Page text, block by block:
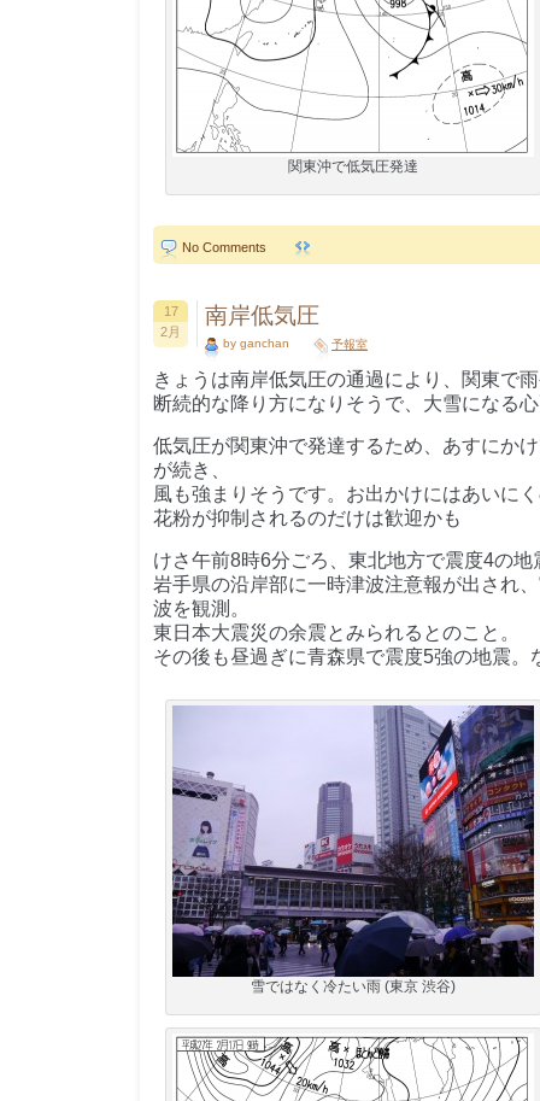
関東沖で低気圧発達
No Comments
17
2月
南岸低気圧
by ganchan 予報室
きょうは南岸低気圧の通過により、関東で
断続的な降り方になりそうで、大雪になる
低気圧が関東沖で発達するため、あすにか
が続き、
風も強まりそうです。お出かけにはあいに
花粉が抑制されるのだけは歓迎かも
けさ午前8時6分ごろ、東北地方で震度4の地
岩手県の沿岸部に一時津波注意報が出され
波を観測。
東日本大震災の余震とみられるとのこと。
その後も昼過ぎに青森県で震度5強の地震。
雪ではなく冷たい雨 (東京 渋谷)